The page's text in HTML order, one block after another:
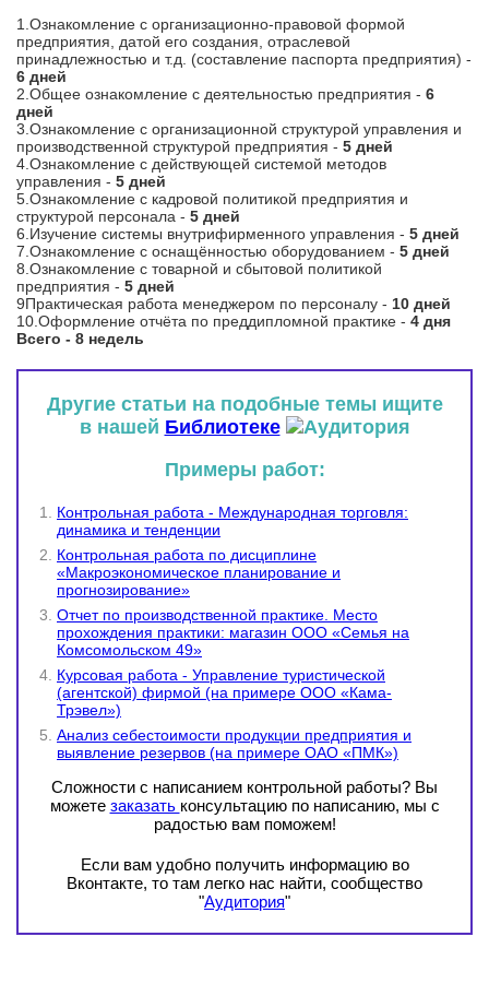
1.Ознакомление с организационно-правовой формой
предприятия, датой его создания, отраслевой
принадлежностью и т.д. (составление паспорта предприятия) -
6 дней
2.Общее ознакомление с деятельностью предприятия - 6
дней
3.Ознакомление с организационной структурой управления и
производственной структурой предприятия - 5 дней
4.Ознакомление с действующей системой методов
управления - 5 дней
5.Ознакомление с кадровой политикой предприятия и
структурой персонала - 5 дней
6.Изучение системы внутрифирменного управления - 5 дней
7.Ознакомление с оснащённостью оборудованием - 5 дней
8.Ознакомление с товарной и сбытовой политикой
предприятия - 5 дней
9Практическая работа менеджером по персоналу - 10 дней
10.Оформление отчёта по преддипломной практике - 4 дня
Всего - 8 недель
Другие статьи на подобные темы ищите
в нашей Библиотеке
Примеры работ:
Контрольная работа - Международная торговля:
динамика и тенденции
Контрольная работа по дисциплине
«Макроэкономическое планирование и
прогнозирование»
Отчет по производственной практике. Место
прохождения практики: магазин ООО «Семья на
Комсомольском 49»
Курсовая работа - Управление туристической
(агентской) фирмой (на примере ООО «Кама-
Трэвел»)
Анализ себестоимости продукции предприятия и
выявление резервов (на примере ОАО «ПМК»)
Сложности с написанием контрольной работы? Вы
можете заказать консультацию по написанию, мы с
радостью вам поможем!
Если вам удобно получить информацию во
Вконтакте, то там легко нас найти, сообщество
"Аудитория"